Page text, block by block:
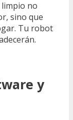
no
sino que
Tu robot
y